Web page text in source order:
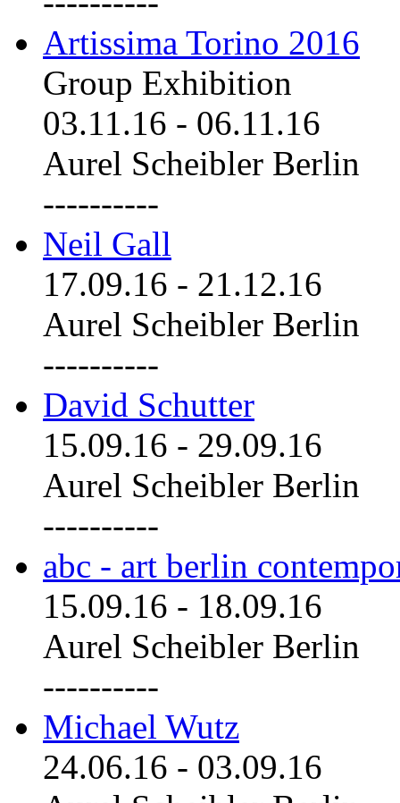
Artissima Torino 2016
Group Exhibition
03.11.16 - 06.11.16
Aurel Scheibler Berlin
----------
Neil Gall
17.09.16 - 21.12.16
Aurel Scheibler Berlin
----------
David Schutter
15.09.16 - 29.09.16
Aurel Scheibler Berlin
----------
abc - art berlin
15.09.16 - 18.09.16
Aurel Scheibler Berlin
----------
Michael Wutz
24.06.16 - 03.09.16